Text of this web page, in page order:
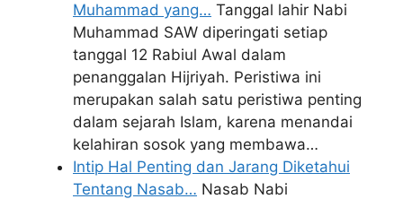
Muhammad yang… Tanggal lahir Nabi
Muhammad SAW diperingati setiap
tanggal 12 Rabiul Awal dalam
penanggalan Hijriyah. Peristiwa ini
merupakan salah satu peristiwa penting
dalam sejarah Islam, karena menandai
kelahiran sosok yang membawa…
Intip Hal Penting dan Jarang Diketahui
Tentang Nasab… Nasab Nabi